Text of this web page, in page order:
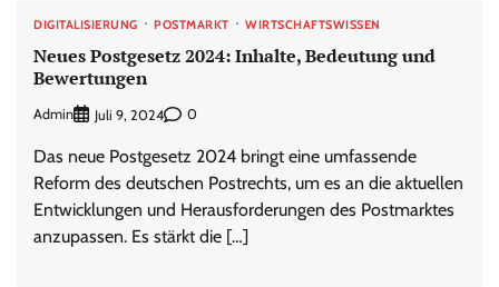
DIGITALISIERUNG POSTMARKT WIRTSCHAFTSWISSEN
Neues Postgesetz 2024: Inhalte, Bedeutung und
Bewertungen
Admin Juli 9, 2024 0
Das neue Postgesetz 2024 bringt eine umfassende
Reform des deutschen Postrechts, um es an die aktuellen
Entwicklungen und Herausforderungen des Postmarktes
anzupassen. Es stärkt die […]